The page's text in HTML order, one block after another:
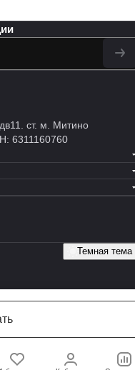
ст. м. Митино
6311160760
Темная тема